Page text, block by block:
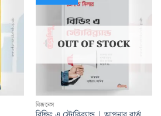
OUT OF STOCK
বিজনেস